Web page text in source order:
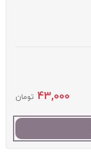
43,000 تومان